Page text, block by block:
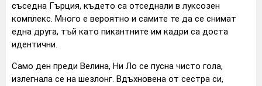
съседна Гърция, където са отседнали в луксозен
комплекс. Много е вероятно и самите те да се снимат
една друга, тъй като пикантните им кадри са доста
идентични.
Само ден преди Велина, Ни Ло се пусна чисто гола,
излегнала се на шезлонг. Вдъхновена от сестра си,